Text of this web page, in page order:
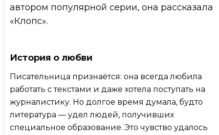
автором популярной серии, она рассказала
«Клопс».
История о любви
Писательница признаётся: она всегда любила
работать с текстами и даже хотела поступать на
журналистику. Но долгое время думала, будто
литература — удел людей, получивших
специальное образование. Это чувство удалось